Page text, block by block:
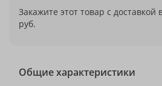
Закажите этот товар с доставкой
руб.
Общие характеристики